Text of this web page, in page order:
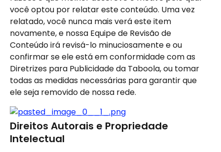
você optou por relatar este conteúdo. Uma vez
relatado, você nunca mais verá este item
novamente, e nossa Equipe de Revisão de
Conteúdo irá revisá-lo minuciosamente e ou
confirmar se ele está em conformidade com as
Diretrizes para Publicidade da Taboola, ou tomar
todas as medidas necessárias para garantir que
ele seja removido de nossa rede.
Direitos Autorais e Propriedade
Intelectual